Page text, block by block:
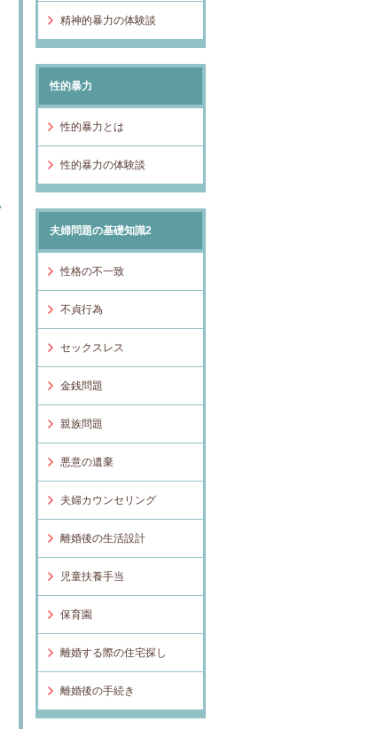
精神的暴力の体験談
性的暴力
性的暴力とは
性的暴力の体験談
夫婦問題の基礎知識2
性格の不一致
不貞行為
セックスレス
金銭問題
親族問題
悪意の遺棄
夫婦カウンセリング
離婚後の生活設計
児童扶養手当
保育園
離婚する際の住宅探し
離婚後の手続き